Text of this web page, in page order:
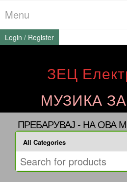
to
the
content
Menu
Login / Register
ЗЕЦ
МУЗИКА
ПРЕБАРУВАЈ - НА ОВА